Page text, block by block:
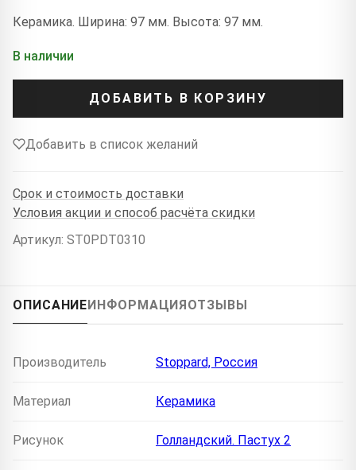
Керамика. Ширина: 97 мм. Высота: 97 мм.
В наличии
ДОБАВИТЬ В КОРЗИНУ
Добавить в список желаний
Срок и стоимость доставки
Условия акции и способ расчёта скидки
Артикул: ST0PDT0310
ОПИСАНИЕИНФОРМАЦИЯОТЗЫВЫ
Производитель Stoppard, Россия
Материал Керамика
Рисунок Голландский. Пастух 2